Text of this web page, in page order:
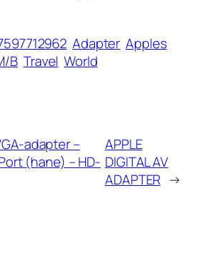
Adapter Apples
B Travel World
adapter –
(hane) – HD-
APPLE
DIGITAL AV
ADAPTER →